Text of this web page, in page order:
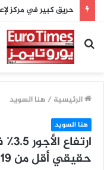
بحث
عن
الرئيسية / هنا السويد
هنا السويد
حقيقي أقل من 2019